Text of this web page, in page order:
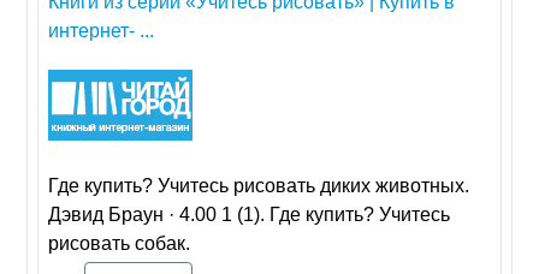
интернет- ...
Где купить? Учитесь рисовать диких животных.
Дэвид Браун · 4.00 1 (1). Где купить? Учитесь
рисовать собак.